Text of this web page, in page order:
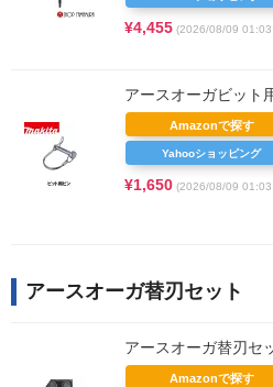
¥4,455 (2026/08/09
アースオーガビット
¥1,650 (2026/08/09
Amazonで探す
Yahooショッピング
アースオーガ替刃セット
アースオーガ替刃セ
Amazonで探す